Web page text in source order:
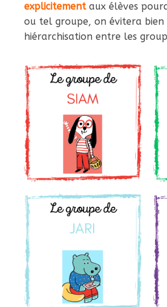
explicitementaux élèves
ou tel groupe, on évitera
hiérarchisation entre les